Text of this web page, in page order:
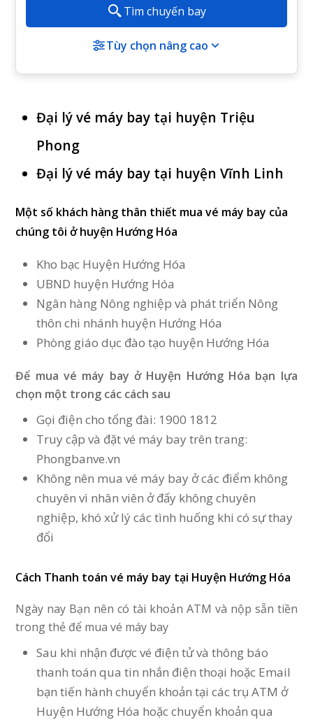
Tìm chuyến bay
Tùy chọn nâng cao
Đại lý vé máy bay tại huyện Triệu
Phong
Đại lý vé máy bay tại huyện Vĩnh Linh
Một số khách hàng thân thiết mua vé máy bay của
chúng tôi ở huyện Hướng Hóa
Kho bạc Huyện Hướng Hóa
UBND huyện Hướng Hóa
Ngân hàng Nông nghiệp và phát triển Nông
thôn chi nhánh huyện Hướng Hóa
Phòng giáo dục đào tạo huyện Hướng Hóa
Để mua vé máy bay ở Huyện Hướng Hóa bạn lựa
chọn một trong các cách sau
Gọi điện cho tổng đài: 1900 1812
Truy cập và đặt vé máy bay trên trang:
Phongbanve.vn
Không nên mua vé máy bay ở các điểm không
chuyên vì nhân viên ở đấy không chuyên
nghiệp, khó xử lý các tình huống khi có sự thay
đổi
Cách Thanh toán vé máy bay tại Huyện Hướng Hóa
Ngày nay Bạn nên có tài khoản ATM và nộp sẵn tiền
trong thẻ để mua vé máy bay
Sau khi nhận được vé điện tử và thông báo
thanh toán qua tin nhắn điện thoại hoặc Email
bạn tiến hành chuyển khoản tại các trụ ATM ở
Huyện Hướng Hóa hoặc chuyển khoản qua